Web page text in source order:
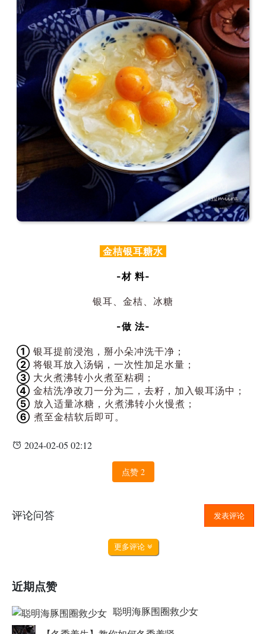
金桔银耳糖水
-材 料-
银耳、金桔、冰糖
-做 法-
① 银耳提前浸泡，掰小朵冲洗干净；
② 将银耳放入汤锅，一次性加足水量；
③ 大火煮沸转小火煮至粘稠；
④ 金桔洗净改刀一分为二，去籽，加入银耳汤中；
⑤ 放入适量冰糖，火煮沸转小火慢煮；
⑥ 煮至金桔软后即可。
2024-02-05 02:12
点赞 2
评论问答 发表评论
更多评论
近期点赞
聪明海豚围圈救少女